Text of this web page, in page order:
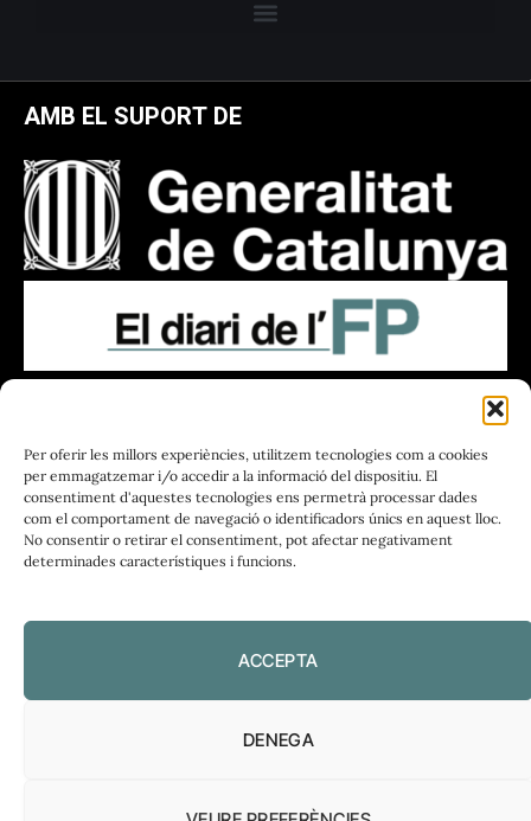
Per oferir les millors experiències, utilitzem tecnologies com a cookies
per emmagatzemar i/o accedir a la informació del dispositiu. El
consentiment d'aquestes tecnologies ens permetrà processar dades
com el comportament de navegació o identificadors únics en aquest lloc.
No consentir o retirar el consentiment, pot afectar negativament
determinades característiques i funcions.
ACCEPTA
DENEGA
AMB EL SUPORT DE
PLIRAL